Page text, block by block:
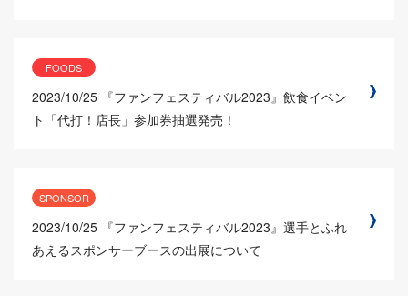
FOODS
2023/10/25 『ファンフェスティバル2023』飲食イベン
ト「代打！店長」参加券抽選発売！
SPONSOR
2023/10/25 『ファンフェスティバル2023』選手とふれ
あえるスポンサーブースの出展について